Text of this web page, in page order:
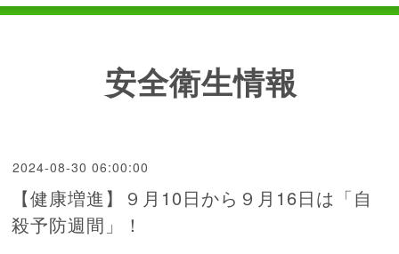
安全衛生情報
2024-08-30 06:00:00
【健康増進】９月10日から９月16日は「自
殺予防週間」！